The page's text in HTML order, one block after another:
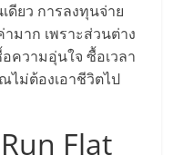
ยว การลงทุนจ่าย
มาก เพราะส่วนต่าง
ความอุ่นใจ ซื้อเวลา
ม่ต้องเอาชีวิตไป
Flat